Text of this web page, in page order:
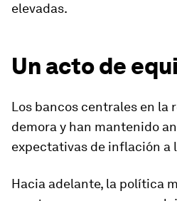
elevadas.
Un acto de
Los bancos centrales en la
demora y han mantenido
expectativas de inflación a
Hacia adelante, la política